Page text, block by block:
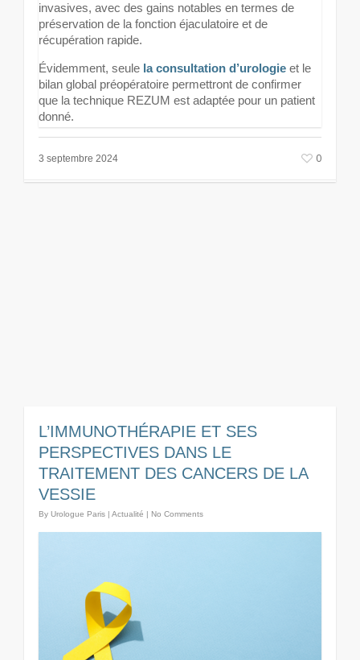
invasives, avec des gains notables en termes de
préservation de la fonction éjaculatoire et de
récupération rapide.
Évidemment, seule la consultation d’urologie et le
bilan global préopératoire permettront de confirmer
que la technique REZUM est adaptée pour un patient
donné.
3 septembre 2024 0
L’IMMUNOTHÉRAPIE ET SES
PERSPECTIVES DANS LE
TRAITEMENT DES CANCERS DE LA
VESSIE
By Urologue Paris | Actualité | No Comments